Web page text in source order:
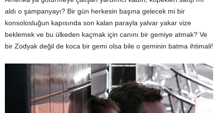
aldı o şampanyayı? Bir gün herkesin başına gelecek mi bir
konsolosluğun kapısında son kalan parayla yalvar yakar vize
beklemek ve bu ülkeden kaçmak için canını bir gemiye atmak? Ve
bir Zodyak değil de koca bir gemi olsa bile o geminin batma ihtimali!